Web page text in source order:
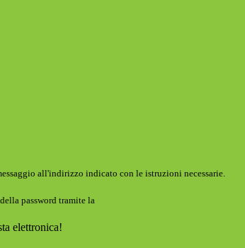
all'indirizzo indicato con le istruzioni necessarie.
password tramite la
elettronica!